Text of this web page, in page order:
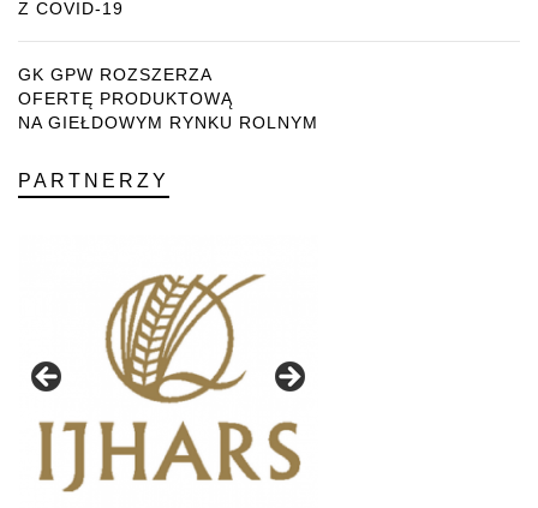
Z COVID-19
GK GPW ROZSZERZA
OFERTĘ PRODUKTOWĄ
NA GIEŁDOWYM RYNKU ROLNYM
PARTNERZY